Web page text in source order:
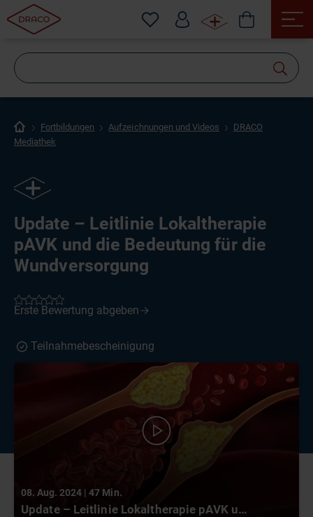
Fortbildungen Aufzeichnungen und Videos
DRACO
Mediathek
Update – Leitlinie Lokaltherapie
pAVK und die Bedeutung für die
Wundversorgung
Teilnahmebescheinigung
08. Aug. 2024 | 47 Min.
Update – Leitlinie Lokaltherapie pAVK und die Bedeutung für die Wundversorgung
suchen